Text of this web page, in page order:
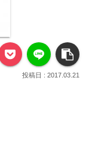
2017.03.21